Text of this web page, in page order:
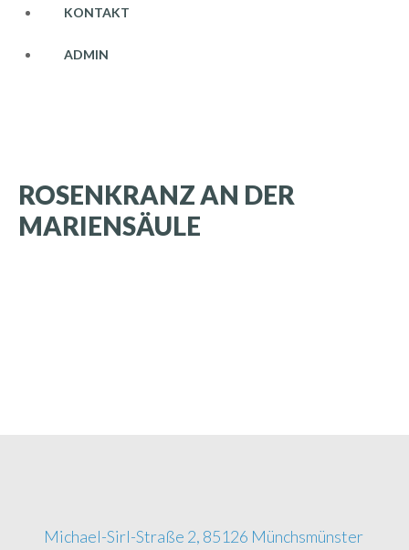
KONTAKT
ADMIN
ROSENKRANZ AN DER
MARIENSÄULE
Michael-Sirl-Straße 2, 85126 Münchsmünster